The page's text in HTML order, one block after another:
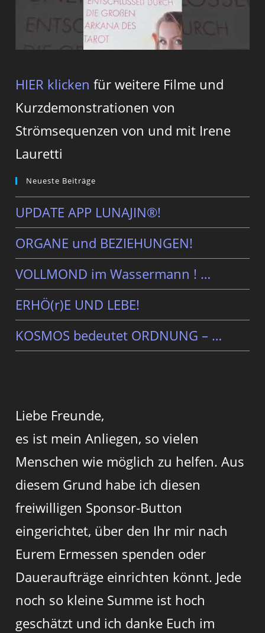
HIER klicken für weitere Filme und
Kurzdemonstrationen von
Strömsequenzen von und mit Irene
Lauretti
Neueste Beiträge
UPDATE APP LUNAJIN®!
ORGANE und BEZIEHUNGEN!
VOLLMOND im Wassermann ! …
ERHÖ(r)E UND LEBE!
KOSMOS bedeutet ORDNUNG – …
Liebe Freunde,
es ist mein Anliegen, so vielen
Menschen wie möglich zu helfen. Aus
diesem Grund habe ich diesen
freiwilligen Sponsor-Button
eingerichtet, über den Ihr mir nach
Eurem Ermessen spenden oder
Daueraufträge einrichten könnt. Jede
noch so kleine Summe ist hoch
geschätzt und ich danke Euch im